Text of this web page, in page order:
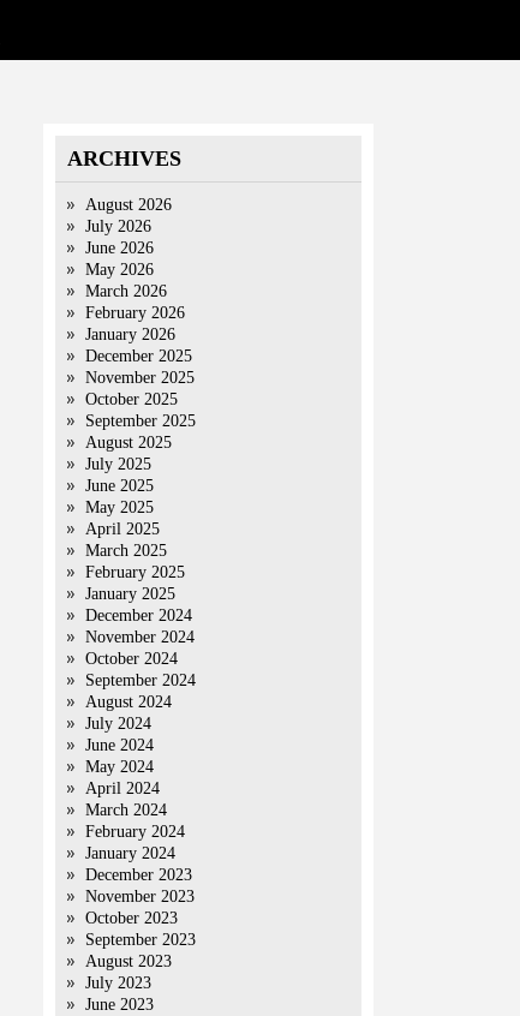
ARCHIVES
August 2026
July 2026
June 2026
May 2026
March 2026
February 2026
January 2026
December 2025
November 2025
October 2025
September 2025
August 2025
July 2025
June 2025
May 2025
April 2025
March 2025
February 2025
January 2025
December 2024
November 2024
October 2024
September 2024
August 2024
July 2024
June 2024
May 2024
April 2024
March 2024
February 2024
January 2024
December 2023
November 2023
October 2023
September 2023
August 2023
July 2023
June 2023